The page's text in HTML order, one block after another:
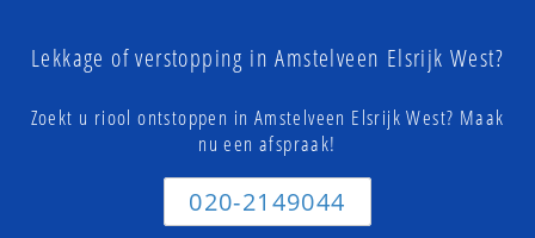
Lekkage of verstopping in Amstelveen Elsrijk West?
Zoekt u riool ontstoppen in Amstelveen Elsrijk West? Maak
nu een afspraak!
020-2149044